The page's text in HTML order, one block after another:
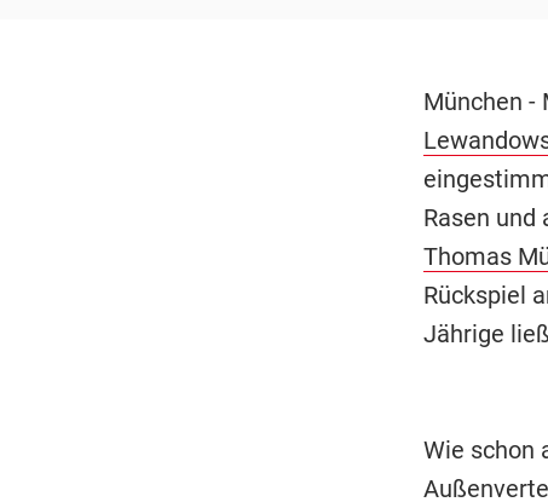
München -
Rasen
Thomas
Rückspiel
Jährige
Wie schon